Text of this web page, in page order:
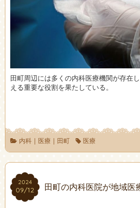
田町周辺には多くの内科医療機関が存在
える重要な役割を果たしている。
内科| 医療 | 田町 医療
2024
09/12
2024
09/12 田町の内科医院が地域医